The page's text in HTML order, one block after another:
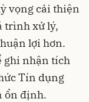
vọng cải thiện
trình xử lý,
lợi hơn.
ghi nhận tích
Tín dụng
ổn định.